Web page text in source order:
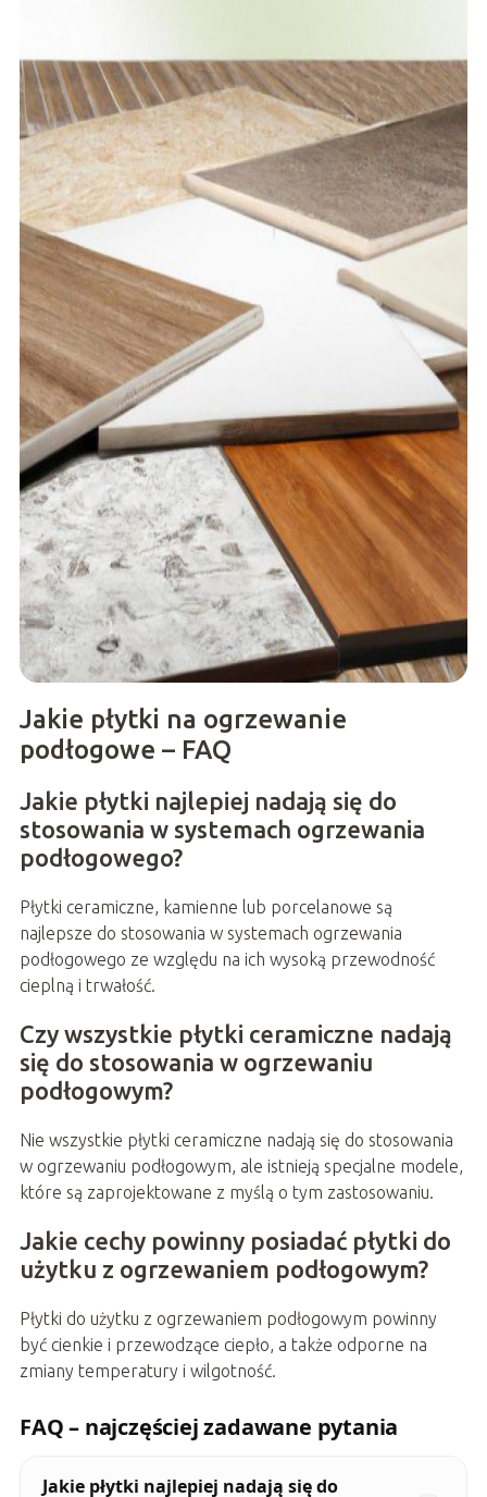
Jakie płytki na ogrzewanie
podłogowe – FAQ
Jakie płytki najlepiej nadają się do
stosowania w systemach ogrzewania
podłogowego?
Płytki ceramiczne, kamienne lub porcelanowe są
najlepsze do stosowania w systemach ogrzewania
podłogowego ze względu na ich wysoką przewodność
cieplną i trwałość.
Czy wszystkie płytki ceramiczne nadają
się do stosowania w ogrzewaniu
podłogowym?
Nie wszystkie płytki ceramiczne nadają się do stosowania
w ogrzewaniu podłogowym, ale istnieją specjalne modele,
które są zaprojektowane z myślą o tym zastosowaniu.
Jakie cechy powinny posiadać płytki do
użytku z ogrzewaniem podłogowym?
Płytki do użytku z ogrzewaniem podłogowym powinny
być cienkie i przewodzące ciepło, a także odporne na
zmiany temperatury i wilgotność.
FAQ – najczęściej zadawane pytania
Jakie płytki najlepiej nadają się do